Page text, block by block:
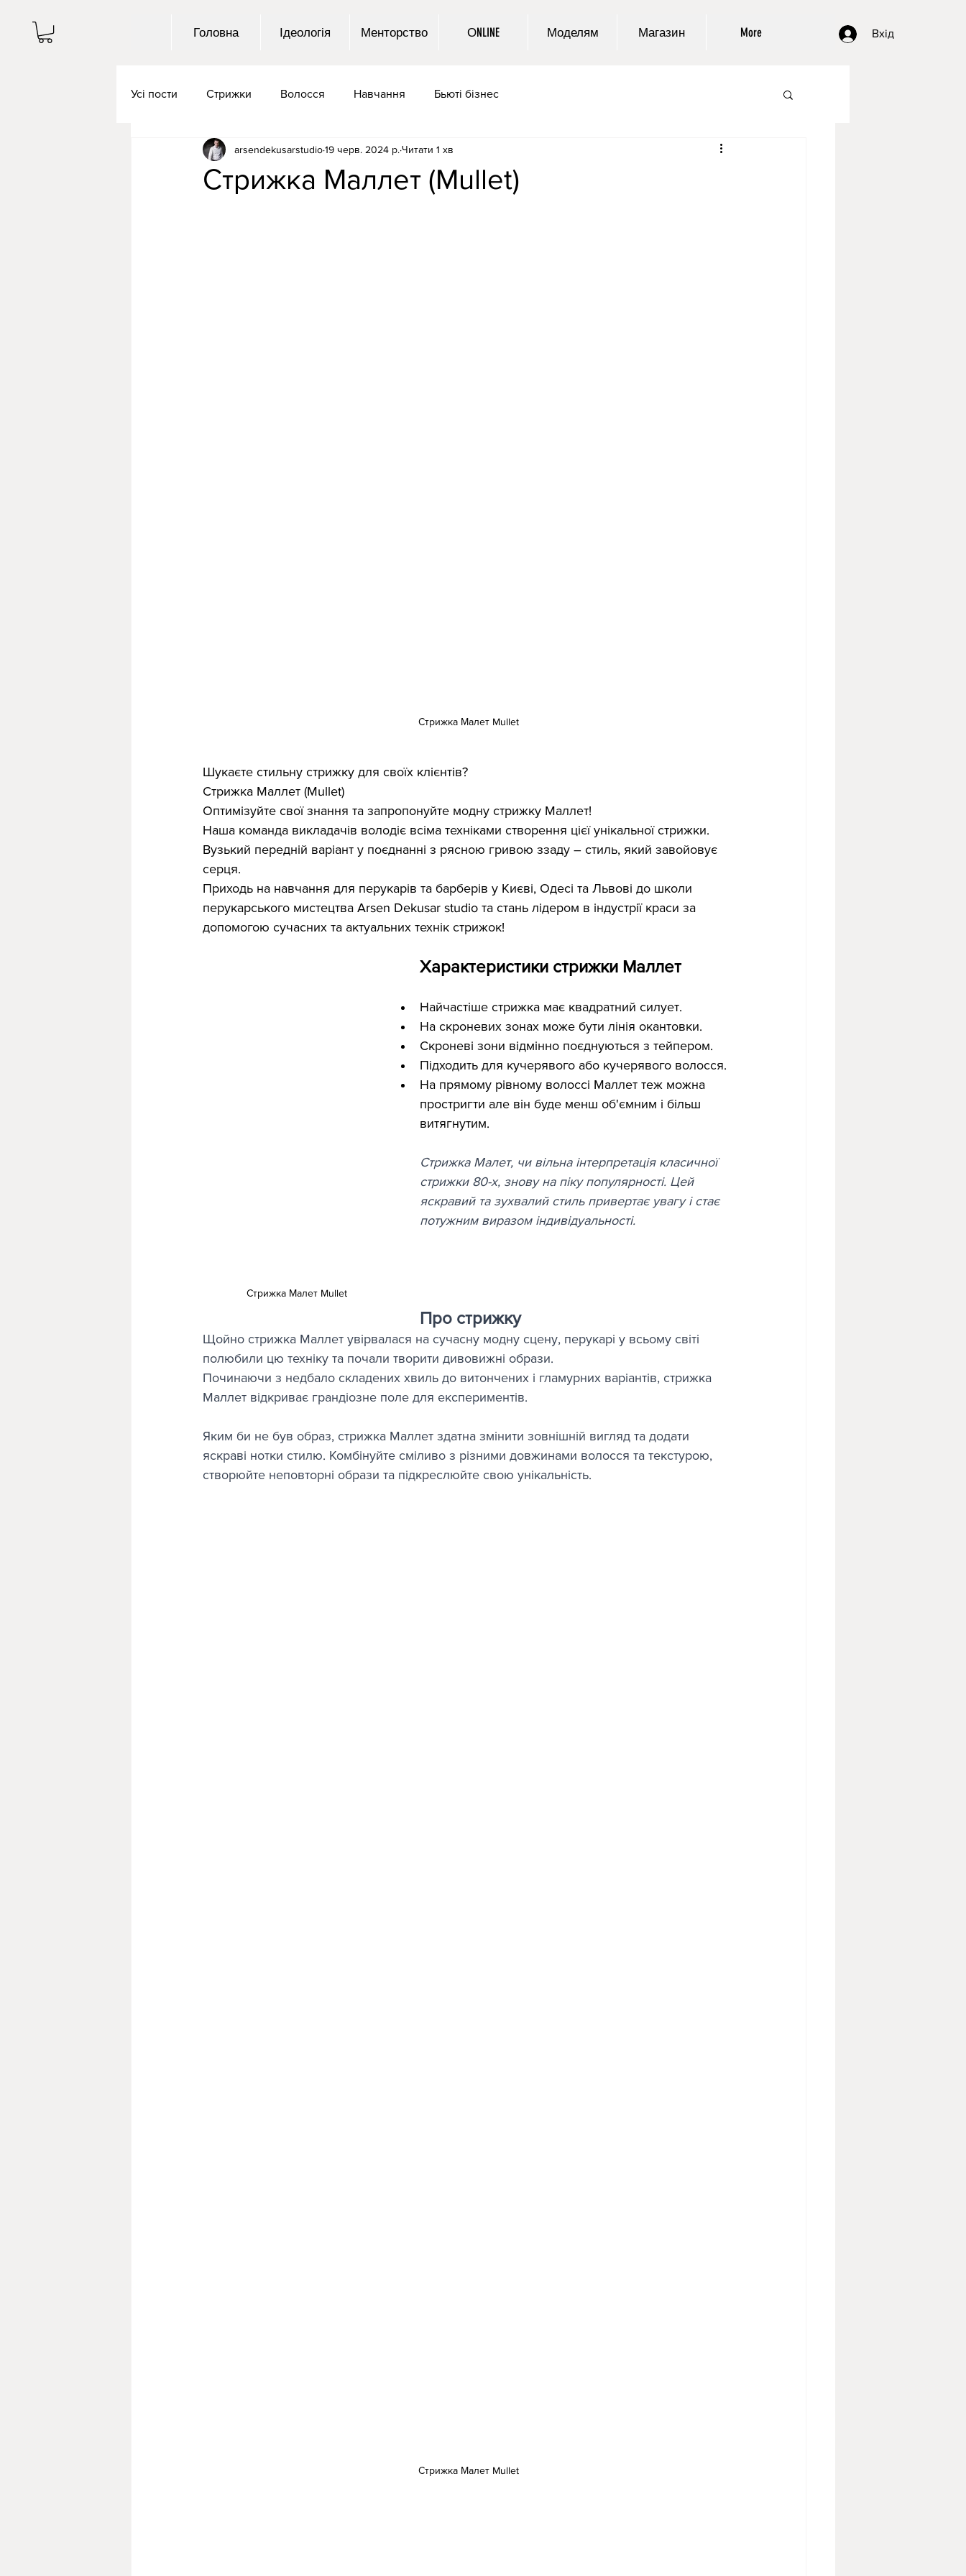
Вхід
Головна Ідеологія Менторство ОNLINE Моделям Магазин More
Усі пости Стрижки Волосся Навчання Бьюті бізнес
Стрижка Маллет (Mullet)
arsendekusarstudio19 черв. 2024 р. Читати 1 хв
Стрижка Малет Mullet
Шукаєте стильну стрижку для своїх клієнтів?
Стрижка Маллет (Mullet)
Оптимізуйте свої знання та запропонуйте модну стрижку Маллет!
Наша команда викладачів володіє всіма техніками створення цієї унікальної стрижки.
Вузький передній варіант у поєднанні з рясною гривою ззаду – стиль, який завойовує
серця.
Приходь на навчання для перукарів та барберів у Києві, Одесі та Львові до школи
перукарського мистецтва Arsen Dekusar studio та стань лідером в індустрії краси за
допомогою сучасних та актуальних технік стрижок!
Стрижка Малет Mullet
Характеристики стрижки Маллет
Найчастіше стрижка має квадратний силует.
На скроневих зонах може бути лінія окантовки.
Скроневі зони відмінно поєднуються з тейпером.
Підходить для кучерявого або кучерявого волосся.
На прямому рівному волоссі Маллет теж можна
простригти але він буде менш об'ємним і більш
витягнутим.
Стрижка Малет, чи вільна інтерпретація класичної
стрижки 80-х, знову на піку популярності. Цей
яскравий та зухвалий стиль привертає увагу і стає
потужним виразом індивідуальності.
Про стрижку
Щойно стрижка Маллет увірвалася на сучасну модну сцену, перукарі у всьому світі
полюбили цю техніку та почали творити дивовижні образи.
Починаючи з недбало складених хвиль до витончених і гламурних варіантів, стрижка
Маллет відкриває грандіозне поле для експериментів.
Яким би не був образ, стрижка Маллет здатна змінити зовнішній вигляд та додати
яскраві нотки стилю. Комбінуйте сміливо з різними довжинами волосся та текстурою,
створюйте неповторні образи та підкреслюйте свою унікальність.
Стрижка Малет Mullet